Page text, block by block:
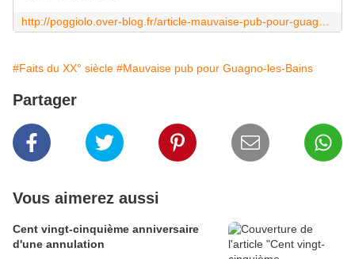
#Faits du XX° siècle #Mauvaise pub pour Guagno-les-Bains
Partager
Vous aimerez aussi
Cent vingt-cinquième anniversaire
d'une annulation